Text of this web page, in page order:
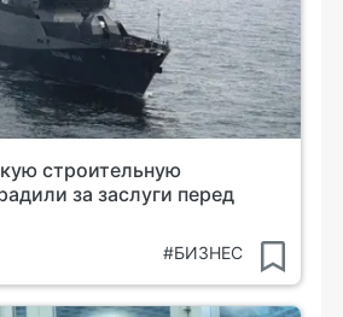
строительную
за заслуги перед
#БИЗНЕС